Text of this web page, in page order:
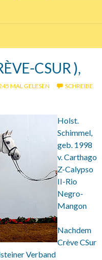
CSUR ),
MAL GELESEN
SCHREIBE
Holst.
Schimmel,
geb. 1998
v. Carthago
Z-Calypso
II-Rio
Negro-
Mangon
Nachdem
Crève CSur
Verband